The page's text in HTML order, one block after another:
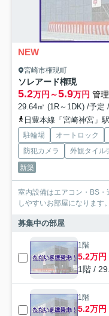
NEW
宮崎市権現町
ソレアード権現
5.2万円～5.9万円 管
29.64㎡ (1R～1DK) /予定
日豊本線「宮崎神宮」
駐輪場 オートロック
防犯カメラ
外観タイル
新築
室内設備はエアコン・BS
しやすいお部屋になります
募集中の部屋
1階
5.2万円
1階 /
1階
5.2万円